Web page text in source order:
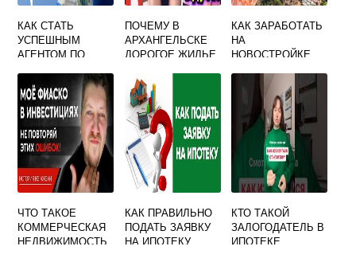
КАК СТАТЬ
УСПЕШНЫМ
АГЕНТОМ ПО
ДЛЯ ЧАЙНИКОВ
ДИРК ЗЕЛЛЕР
ПОЧЕМУ В
АРХАНГЕЛЬСКЕ
ДОРОГОЕ ЖИЛЬЕ
КАК ЗАРАБОТАТЬ
НА
НОВОСТРОЙКЕ
ЧТО ТАКОЕ
КОММЕРЧЕСКАЯ
НЕДВИЖИМОСТЬ
КАК ПРАВИЛЬНО
ПОДАТЬ ЗАЯВКУ
НА ИПОТЕКУ
КТО ТАКОЙ
ЗАЛОГОДАТЕЛЬ В
ИПОТЕКЕ